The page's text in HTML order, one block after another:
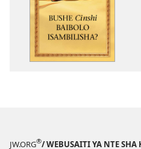
JW.ORG®/ WEBUSAITI YA NTE SHA